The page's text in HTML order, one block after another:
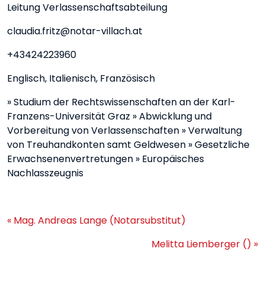
Leitung Verlassenschaftsabteilung
claudia.fritz@notar-villach.at
+43424223960
Englisch, Italienisch, Französisch
» Studium der Rechtswissenschaften an der Karl-
Franzens-Universität Graz » Abwicklung und
Vorbereitung von Verlassenschaften » Verwaltung
von Treuhandkonten samt Geldwesen » Gesetzliche
Erwachsenenvertretungen » Europäisches
Nachlasszeugnis
« Mag. Andreas Lange (Notarsubstitut)
Melitta Liemberger () »